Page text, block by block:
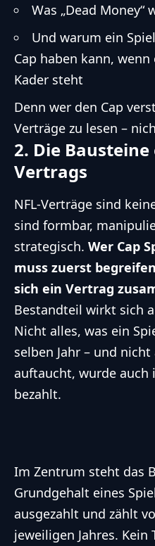
Was „Dead
Und warum ein
Cap haben kann,
Kader steht
Denn wer den Cap
Verträge zu lesen –
2. Die Bausteine
Vertrags
NFL-Verträge sind
sind formbar,
strategisch. Wer Cap
muss zuerst
sich ein Vertrag
Bestandteil wirkt sich
Nicht alles, was ein
selben Jahr – und
auftaucht, wurde auch
bezahlt.
Im Zentrum steht das
Grundgehalt eines
ausgezahlt und zählt
jeweiligen Jahres. Kein